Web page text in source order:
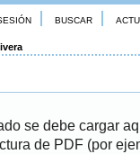
BUSCAR
se debe cargar
de PDF (por